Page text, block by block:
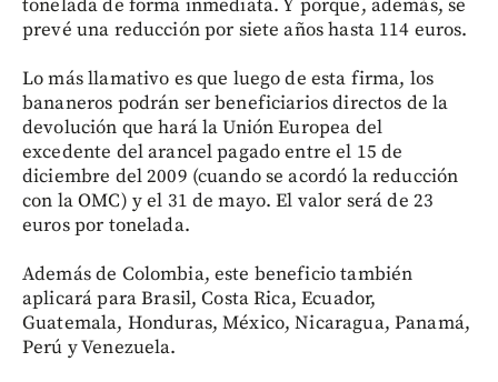
tonelada de forma inmediata. Y porque, además, se
prevé una reducción por siete años hasta 114 euros.
Lo más llamativo es que luego de esta firma, los
bananeros podrán ser beneficiarios directos de la
devolución que hará la Unión Europea del
excedente del arancel pagado entre el 15 de
diciembre del 2009 (cuando se acordó la reducción
con la OMC) y el 31 de mayo. El valor será de 23
euros por tonelada.
Además de Colombia, este beneficio también
aplicará para Brasil, Costa Rica, Ecuador,
Guatemala, Honduras, México, Nicaragua, Panamá,
Perú y Venezuela.